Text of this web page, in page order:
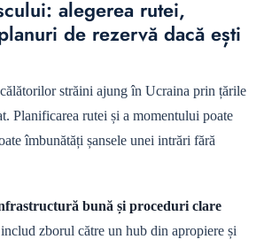
alegerea rutei,
de rezervă dacă ești
străini ajung în Ucraina prin țările
Planificarea rutei și a momentului poate
îmbunătăți șansele unei intrări fără
bună și proceduri clare
zborul către un hub din apropiere și